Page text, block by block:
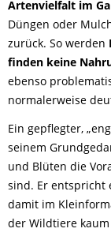
Artenvielfalt im
Düngen oder
zurück. So werden
finden keine
ebenso
normalerweise
Ein gepflegter,
seinem
und Blüten die
sind. Er entspricht
damit im
der Wildtiere